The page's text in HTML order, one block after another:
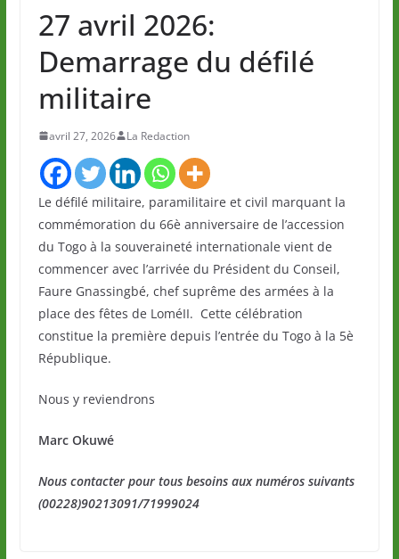
27 avril 2026:
Demarrage du défilé
militaire
avril 27, 2026 La Redaction
Le défilé militaire, paramilitaire et civil marquant la
commémoration du 66è anniversaire de l’accession
du Togo à la souveraineté internationale vient de
commencer avec l’arrivée du Président du Conseil,
Faure Gnassingbé, chef suprême des armées à la
place des fêtes de LoméII. Cette célébration
constitue la première depuis l’entrée du Togo à la 5è
République.
Nous y reviendrons
Marc Okuwé
Nous contacter pour tous besoins aux numéros suivants
(00228)90213091/71999024